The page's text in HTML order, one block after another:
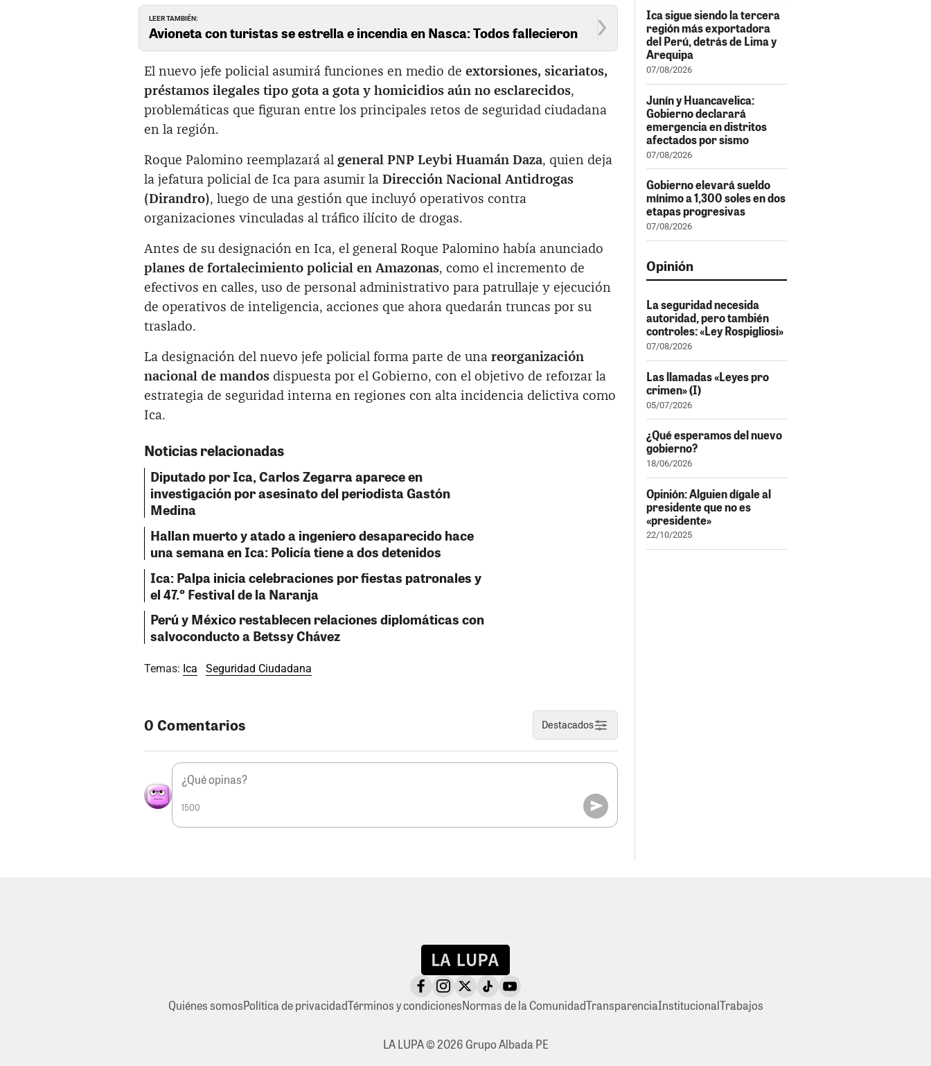
LEER TAMBIÉN:
Avioneta con turistas se estrella e incendia en Nasca: Todos fallecieron
El nuevo jefe policial asumirá funciones en medio de extorsiones, sicariatos,
préstamos ilegales tipo gota a gota y homicidios aún no esclarecidos,
problemáticas que figuran entre los principales retos de seguridad ciudadana
en la región.
Roque Palomino reemplazará al general PNP Leybi Huamán Daza, quien deja
la jefatura policial de Ica para asumir la Dirección Nacional Antidrogas
(Dirandro), luego de una gestión que incluyó operativos contra
organizaciones vinculadas al tráfico ilícito de drogas.
Antes de su designación en Ica, el general Roque Palomino había anunciado
planes de fortalecimiento policial en Amazonas, como el incremento de
efectivos en calles, uso de personal administrativo para patrullaje y ejecución
de operativos de inteligencia, acciones que ahora quedarán truncas por su
traslado.
La designación del nuevo jefe policial forma parte de una reorganización
nacional de mandos dispuesta por el Gobierno, con el objetivo de reforzar la
estrategia de seguridad interna en regiones con alta incidencia delictiva como
Ica.
Noticias relacionadas
Diputado por Ica, Carlos Zegarra aparece en
investigación por asesinato del periodista Gastón
Medina
Hallan muerto y atado a ingeniero desaparecido hace
una semana en Ica: Policía tiene a dos detenidos
Ica: Palpa inicia celebraciones por fiestas patronales y
el 47.º Festival de la Naranja
Perú y México restablecen relaciones diplomáticas con
salvoconducto a Betssy Chávez
Temas: Ica Seguridad Ciudadana
0 Comentarios Destacados
1500
Ica sigue siendo la tercera
región más exportadora
del Perú, detrás de Lima y
Arequipa
07/08/2026
Junín y Huancavelica:
Gobierno declarará
emergencia en distritos
afectados por sismo
07/08/2026
Gobierno elevará sueldo
mínimo a 1,300 soles en dos
etapas progresivas
07/08/2026
Opinión
La seguridad necesida
autoridad, pero también
controles: «Ley Rospigliosi»
07/08/2026
Las llamadas «Leyes pro
crimen» (I)
05/07/2026
¿Qué esperamos del nuevo
gobierno?
18/06/2026
Opinión: Alguien dígale al
presidente que no es
«presidente»
22/10/2025
Quiénes somosPolítica de privacidadTérminos y condicionesNormas de la ComunidadTransparenciaInstitucionalTrabajos
LA LUPA © 2026 Grupo Albada PE